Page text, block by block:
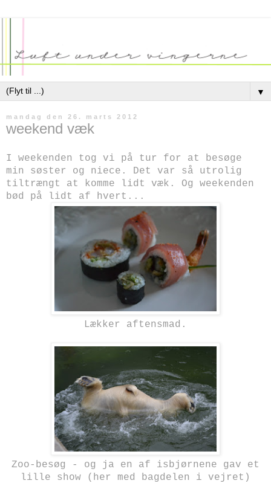
▼
mandag den 26. marts 2012
weekend væk
I weekenden tog vi på tur for at besøge
min søster og niece. Det var så utrolig
tiltrængt at komme lidt væk. Og weekenden
bød på lidt af hvert...
Lækker aftensmad.
Zoo-besøg - og ja en af isbjørnene gav et
lille show (her med bagdelen i vejret)